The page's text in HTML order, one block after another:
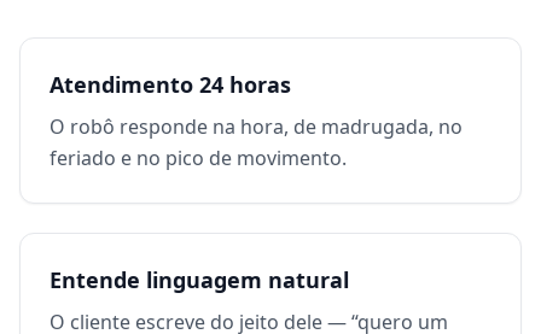
Atendimento 24 horas
O robô responde na hora, de madrugada, no
feriado e no pico de movimento.
Entende linguagem natural
O cliente escreve do jeito dele — “quero um